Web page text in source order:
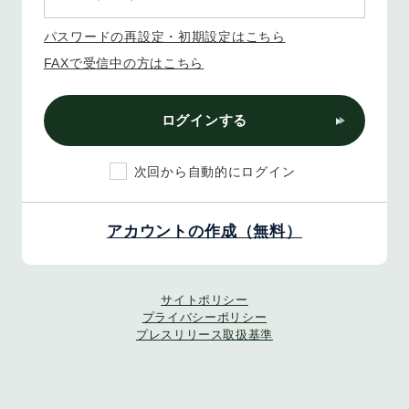
パスワードの再設定・初期設定はこちら
FAXで受信中の方はこちら
ログインする
次回から自動的にログイン
アカウントの作成（無料）
サイトポリシー
プライバシーポリシー
プレスリリース取扱基準